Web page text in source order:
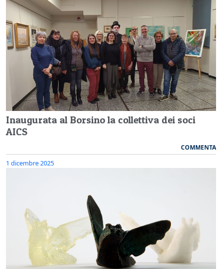
Inaugurata al Borsino la collettiva dei soci
AICS
COMMENTA
1 dicembre 2025